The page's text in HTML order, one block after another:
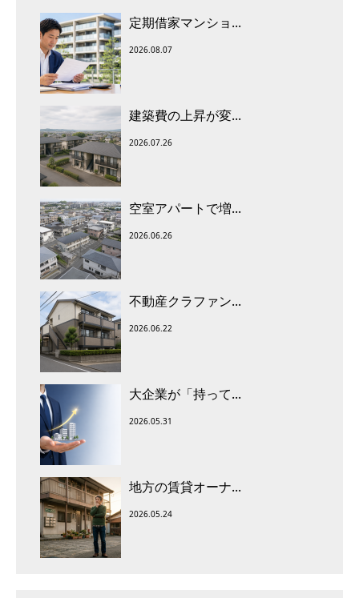
定期借家マンショ...
2026.08.07
建築費の上昇が変...
2026.07.26
空室アパートで増...
2026.06.26
不動産クラファン...
2026.06.22
大企業が「持って...
2026.05.31
地方の賃貸オーナ...
2026.05.24